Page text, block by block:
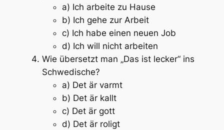
a) Ich arbeite zu Hause
b) Ich gehe zur Arbeit
c) Ich habe einen neuen Job
d) Ich will nicht arbeiten
Wie übersetzt man „Das ist lecker“ ins
Schwedische?
a) Det är varmt
b) Det är kallt
c) Det är gott
d) Det är roligt